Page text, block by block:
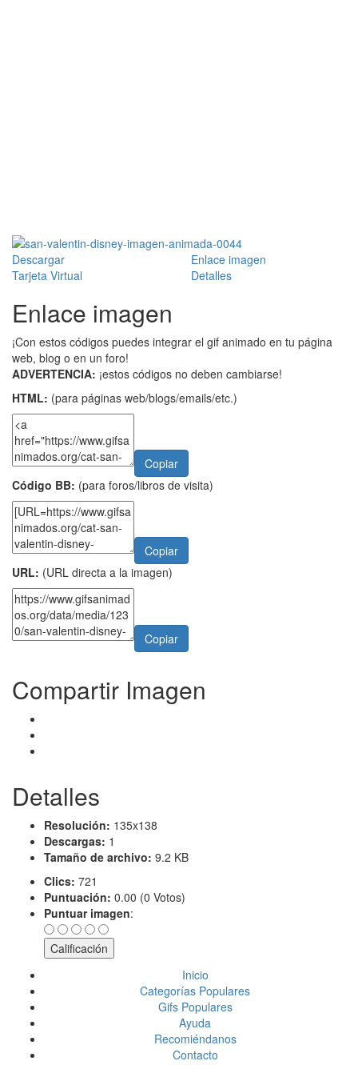
Descargar
Enlace imagen
Tarjeta Virtual
Detalles
Enlace imagen
¡Con estos códigos puedes integrar el gif animado en tu página
web, blog o en un foro!
ADVERTENCIA: ¡estos códigos no deben cambiarse!
HTML: (para páginas web/blogs/emails/etc.)
Copiar
Código BB: (para foros/libros de visita)
Copiar
URL: (URL directa a la imagen)
Copiar
Compartir Imagen
Detalles
Resolución: 135x138
Descargas: 1
Tamaño de archivo: 9.2 KB
Clics: 721
Puntuación: 0.00 (0 Votos)
Puntuar imagen:
Inicio
Categorías Populares
Gifs Populares
Ayuda
Recomiéndanos
Contacto